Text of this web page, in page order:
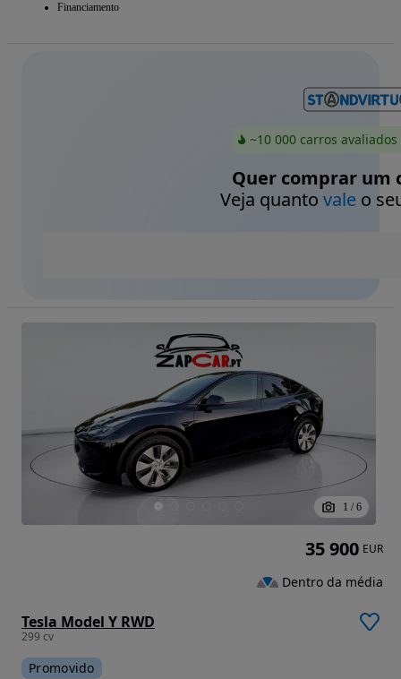
Financiamento
~10 000 carros
Quer comprar um
Veja quanto valeo
1 / 6
Tesla Model Y RWD
299 cv
Promovido
35 900 EUR
Dentro da média